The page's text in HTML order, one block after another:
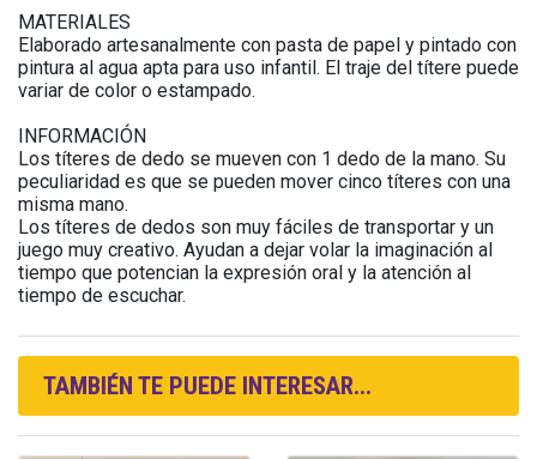
MATERIALES
Elaborado artesanalmente con pasta de papel y pintado con
pintura al agua apta para uso infantil. El traje del títere puede
variar de color o estampado.
INFORMACIÓN
Los títeres de dedo se mueven con 1 dedo de la mano. Su
peculiaridad es que se pueden mover cinco títeres con una
misma mano.
Los títeres de dedos son muy fáciles de transportar y un
juego muy creativo. Ayudan a dejar volar la imaginación al
tiempo que potencian la expresión oral y la atención al
tiempo de escuchar.
TAMBIÉN TE PUEDE INTERESAR...